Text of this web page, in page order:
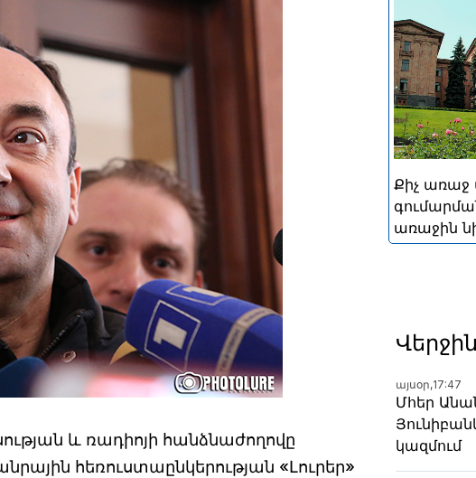
և ռադիոյի հանձնաժողովը
հեռուստաընկերության «Լուրեր»
2-ին, իր
2026
Քիչ առաջ
առաջին
այսօր,17:47
Մհեր
կազմում